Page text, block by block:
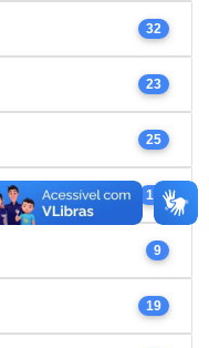
32
23
25
17
9
19